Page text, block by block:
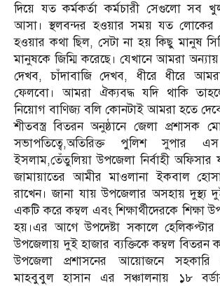
দিয়ে যত কর্মকর্তা কর্মচারী সেগুলো সব
আসা। স্থলবন্দর হওয়ার সময় যত লোকের
হওয়ার কথা ছিল, সেটা না হয় কিছু মানুষ
মানুষকে জিম্মি করেছে। যেখানে আমরা
দেখব, চাঁদাবাজি দেখব, ধীরে ধীরে
ফেলবো। আমরা ঐক্যবদ্ধ যদি থাকি
নিয়োগ বাণিজ্য বলি কোনটাই আমরা হতে
শীতবস্ত্র বিতরন অনুষ্ঠানে জেলা প্রশাসক
সভাপতিত্বে,অতিরিক্ত পুলিশ
ইসলাম,তেঁতুলিয়া উপজেলা নির্বাহী অফিসার
জামায়াতের আমীর মাওলানা ইকবাল
রাখেন। জানা যায় উপজেলার অসহায় দুস্থ্য
একটি করে কম্বল এবং শিক্ষার্থীদেরকে শিক্ষা
হয়।এর আগে উপদেষ্টা সকালে
উপজেলায় দুই হাজার ব্যক্তিকে কম্বল বিতরন
উপজেলা প্রশাসনের আয়োজনে সহকারি
মাহবুবুল হাসান এর সঞ্চালনায় ১৮